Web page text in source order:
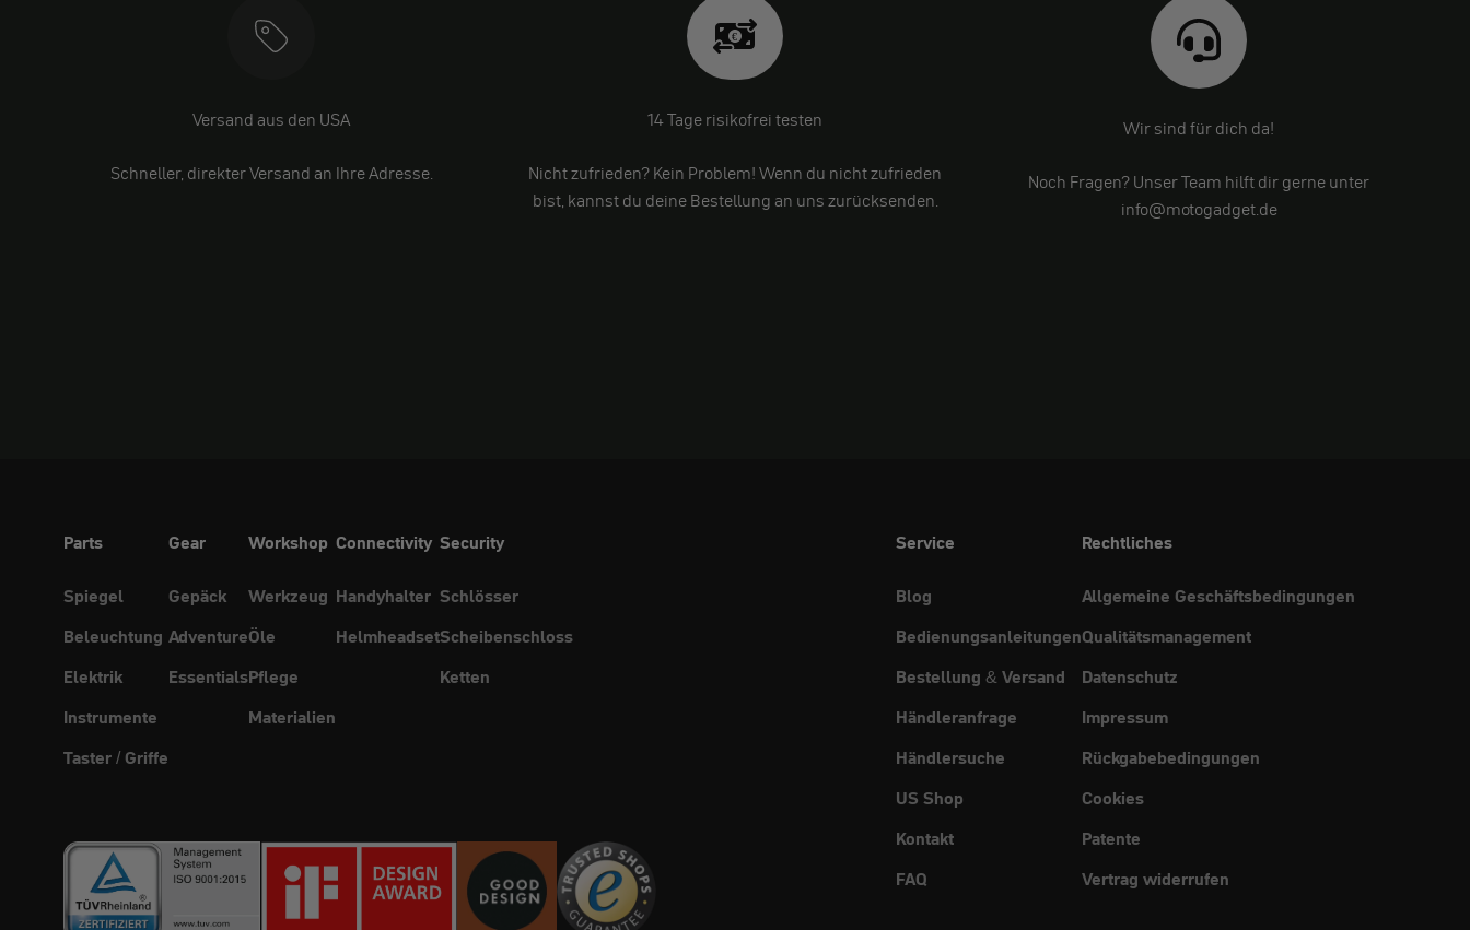
Versand aus den USA
Schneller, direkter Versand an Ihre Adresse.
14 Tage risikofrei testen
Nicht zufrieden? Kein Problem! Wenn du nicht zufrieden
bist, kannst du deine Bestellung an uns zurücksenden.
Wir sind für dich da!
Noch Fragen? Unser Team hilft dir gerne unter
info@motogadget.de
Parts
Spiegel
Beleuchtung
Elektrik
Instrumente
Taster / Griffe
Gear
Gepäck
Adventure
Essentials
Workshop
Werkzeug
Öle
Pflege
Materialien
Connectivity
Handyhalter
Helmheadset
Security
Schlösser
Scheibenschloss
Ketten
Service
Blog
Bedienungsanleitungen
Bestellung & Versand
Händleranfrage
Händlersuche
US Shop
Kontakt
FAQ
Rechtliches
Allgemeine Geschäftsbedingungen
Qualitätsmanagement
Datenschutz
Impressum
Rückgabebedingungen
Cookies
Patente
Vertrag widerrufen